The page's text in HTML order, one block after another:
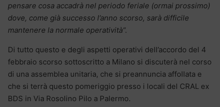
pensare cosa accadrà nel periodo feriale (ormai prossimo)
dove, come già successo l’anno scorso, sarà difficile
mantenere la normale operatività”.
Di tutto questo e degli aspetti operativi dell’accordo del 4
febbraio scorso sottoscritto a Milano si discuterà nel corso
di una assemblea unitaria, che si preannuncia affollata e
che si terrà questo pomeriggio presso i locali del CRAL ex
BDS in Via Rosolino Pilo a Palermo.